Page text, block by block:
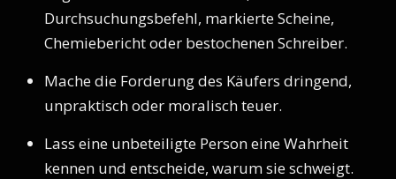
Durchsuchungsbefehl, markierte Scheine,
Chemiebericht oder bestochenen Schreiber.
Mache die Forderung des Käufers dringend,
unpraktisch oder moralisch teuer.
Lass eine unbeteiligte Person eine Wahrheit
kennen und entscheide, warum sie schweigt.